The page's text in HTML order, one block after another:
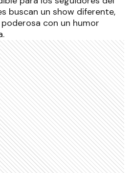
buscan un show diferente,
con un humor